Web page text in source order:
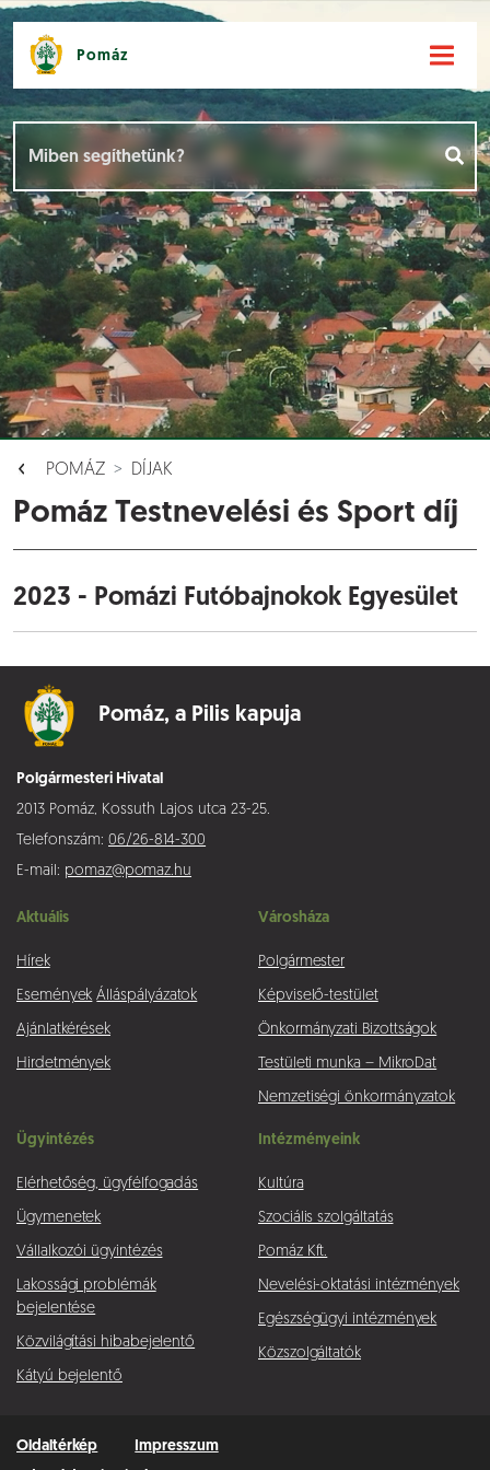
Pomáz
POMÁZ DÍJAK
Pomáz Testnevelési és Sport díj
2023 - Pomázi Futóbajnokok Egyesület
Pomáz, a Pilis kapuja
Polgármesteri Hivatal
2013 Pomáz, Kossuth Lajos utca 23-25.
Telefonszám: 06/26-814-300
E-mail: pomaz@pomaz.hu
Aktuális
Hírek
Események Álláspályázatok
Ajánlatkérések
Hirdetmények
Városháza
Polgármester
Képviselő-testület
Önkormányzati Bizottságok
Testületi munka – MikroDat
Nemzetiségi önkormányzatok
Ügyintézés
Elérhetőség, ügyfélfogadás
Ügymenetek
Vállalkozói ügyintézés
Lakossági problémák
bejelentése
Közvilágítási hibabejelentő
Kátyú bejelentő
Intézményeink
Kultúra
Szociális szolgáltatás
Pomáz Kft.
Nevelési-oktatási intézmények
Egészségügyi intézmények
Közszolgáltatók
Oldaltérkép
Impresszum
Események []
Dokumentumok [ ]
Aloldalak []